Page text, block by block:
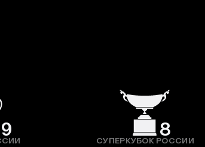
9 8
СУПЕРКУБОК РОССИИ